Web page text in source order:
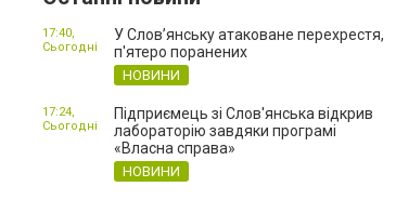
У Слов’янську атаковане перехрестя,
п'ятеро поранених
НОВИНИ
17:40,
Сьогодні
Підприємець зі Слов'янська відкрив
лабораторію завдяки програмі
«Власна справа»
НОВИНИ
17:24,
Сьогодні